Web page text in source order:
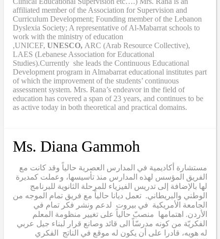
affiliated member of the Association for Supervision and
Curriculum Development; Founding member of the Lebanon
Dyslexia Society; A representative of Al-Mabarrat schools to
work with the ministry of education
,UNICEF, UNESCO, ARC (Arab Resource Collective),
LAES (Lebanese Association for Educational
Studies).Currently she leads the Continuous Educational
Development program in Almabarrat educational institutes part
of which the improvement of the students’ continuous
assessment system. Mrs. Rana’s endeavor in the field of
education has covered a span of 23 years, and continues to be
as active today in both theoretical and practical domains.
Ms. Diana Gammoh
مستشارة أكاديمية في المدارس العصرية حالياً وقد كانت مع
الفريق المؤسس لهذه المدارس منذ تأسيسها، وعملت كمديرة
لها بالإضافة إلى تدريس الفيزياء للمرحلة الثانوية للبرنامج
الوطني والبريطاني. تعمل ديانا حالياً مع فريق تمام الموجه من
الجامعة الأمريكية في بيروت لدعم ونشر فكر تمام في
الأردن. اهتمامها منصبّ حالياً على تغيير منظومة المعلم
الفكريّة من كونه مدرسّاّ الى قائد وصانع قرار لبناء جيل عربي
له هويه، قادرا على أن يكون له موقع في الناتج الفكري